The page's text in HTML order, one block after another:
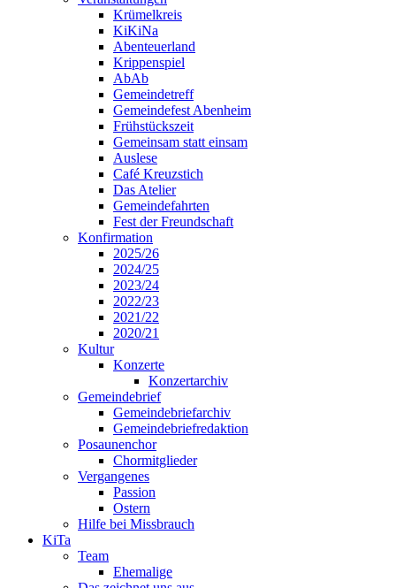
Krümelkreis
KiKiNa
Abenteuerland
Krippenspiel
AbAb
Gemeindetreff
Gemeindefest Abenheim
Frühstückszeit
Gemeinsam statt einsam
Auslese
Café Kreuzstich
Das Atelier
Gemeindefahrten
Fest der Freundschaft
Konfirmation
2025/26
2024/25
2023/24
2022/23
2021/22
2020/21
Kultur
Konzerte
Konzertarchiv
Gemeindebrief
Gemeindebriefarchiv
Gemeindebriefredaktion
Posaunenchor
Chormitglieder
Vergangenes
Passion
Ostern
Hilfe bei Missbrauch
KiTa
Team
Ehemalige